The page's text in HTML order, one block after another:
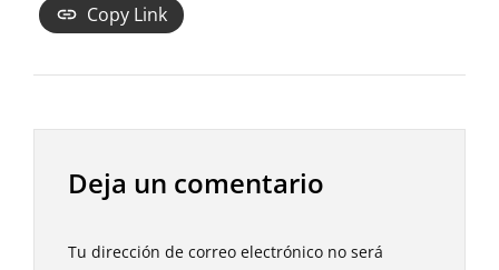
Copy Link
Deja un comentario
Tu dirección de correo electrónico no será